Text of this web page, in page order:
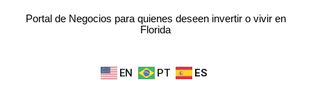
Portal de Negocios para quienes deseen invertir o vivir en
Florida
EN PT ES